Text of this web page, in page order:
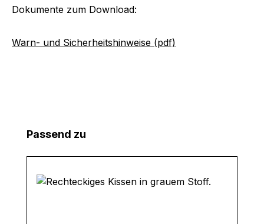
Dokumente zum Download:
Warn- und Sicherheitshinweise (pdf)
Produktgalerie überspringen
Passend zu